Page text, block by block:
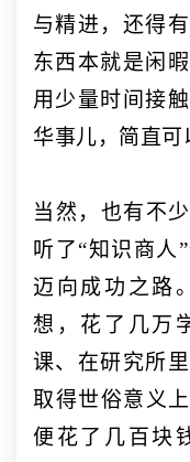
与精进，还得
东西本就是闲
用少量时间接
华事儿，简直可
当然，也有不少
听了“知识商人
迈向成功之路
想，花了几万
课、在研究所
取得世俗意义
便花了几百块